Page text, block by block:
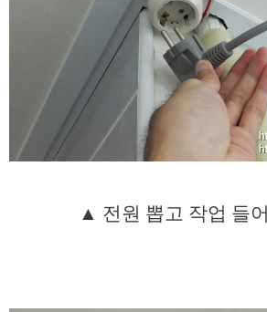
▲ 전원 뽑고 작업 들